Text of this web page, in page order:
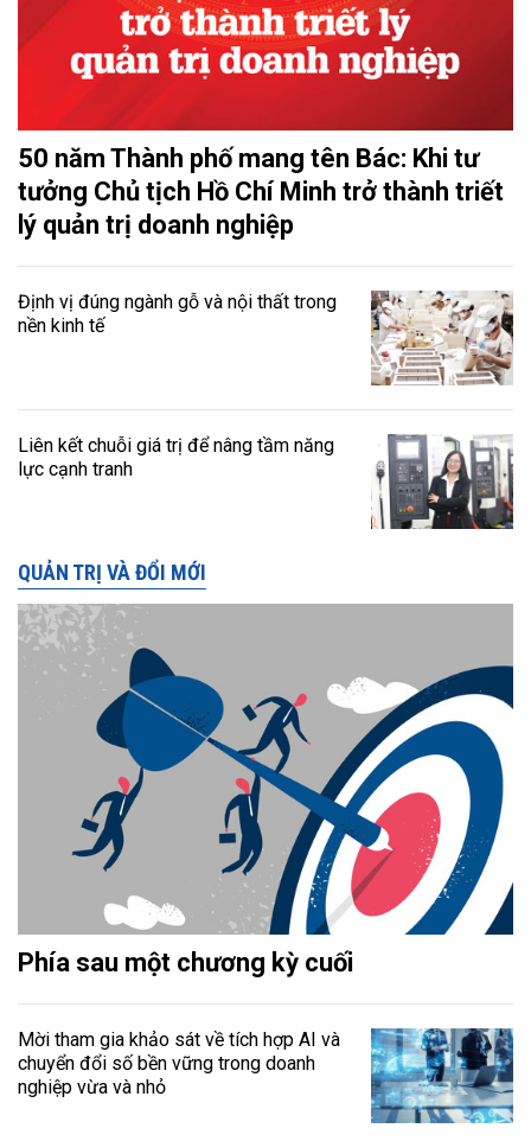
50 năm Thành phố mang tên Bác: Khi tư
tưởng Chủ tịch Hồ Chí Minh trở thành triết
lý quản trị doanh nghiệp
Định vị đúng ngành gỗ và nội thất trong
nền kinh tế
Liên kết chuỗi giá trị để nâng tầm năng
lực cạnh tranh
QUẢN TRỊ VÀ ĐỔI MỚI
Phía sau một chương kỳ cuối
Mời tham gia khảo sát về tích hợp AI và
chuyển đổi số bền vững trong doanh
nghiệp vừa và nhỏ